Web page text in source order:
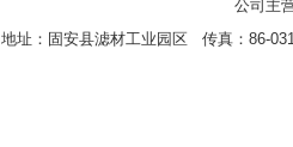
公司主
地址：固安县滤材工业园区 传真：86-